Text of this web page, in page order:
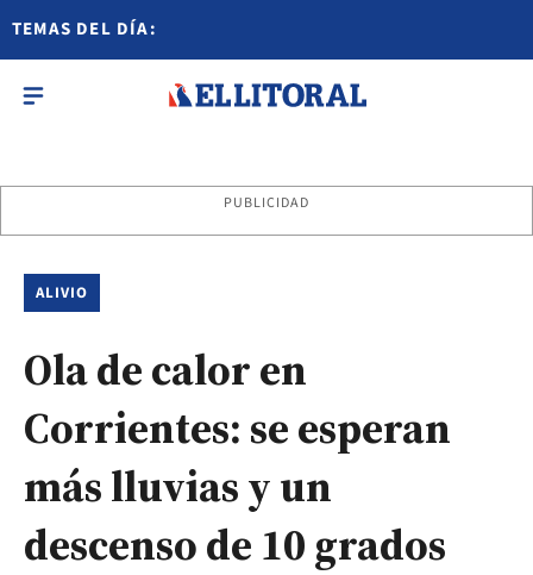
TEMAS DEL DÍA:
PUBLICIDAD
ALIVIO
Ola de calor en
Corrientes: se esperan
más lluvias y un
descenso de 10 grados